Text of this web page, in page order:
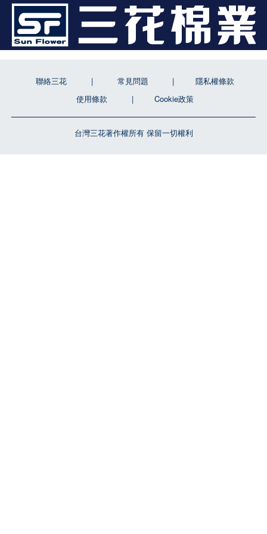
台灣三花著作權所有 保留一切權利
聯絡三花 常見問題
隱私權條款
使用條款
Cookie政策